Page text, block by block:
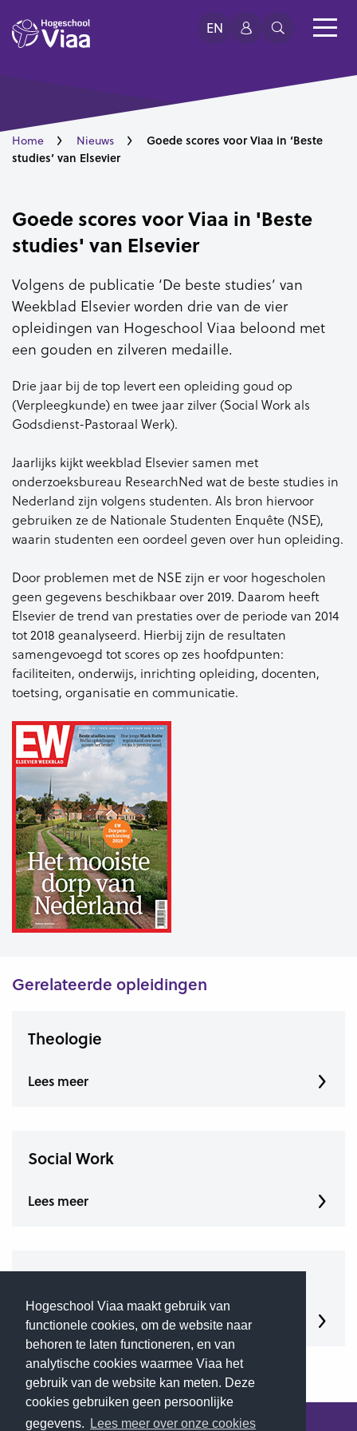
Hogeschool Viaa maakt gebruik van
functionele cookies, om de website naar
behoren te laten functioneren, en van
analytische cookies waarmee Viaa het
gebruik van de website kan meten. Deze
cookies gebruiken geen persoonlijke
gegevens.
Lees meer over onze cookies
EN
Home Nieuws
Goede scores voor Viaa in ‘Beste
studies’ van Elsevier
Goede scores voor Viaa in 'Beste
studies' van Elsevier
Volgens de publicatie ‘De beste studies’ van
Weekblad Elsevier worden drie van de vier
opleidingen van Hogeschool Viaa beloond met
een gouden en zilveren medaille.
Drie jaar bij de top levert een opleiding goud op
(Verpleegkunde) en twee jaar zilver (Social Work als
Godsdienst-Pastoraal Werk).
Jaarlijks kijkt weekblad Elsevier samen met
onderzoeksbureau ResearchNed wat de beste studies in
Nederland zijn volgens studenten. Als bron hiervoor
gebruiken ze de Nationale Studenten Enquête (NSE),
waarin studenten een oordeel geven over hun opleiding.
Door problemen met de NSE zijn er voor hogescholen
geen gegevens beschikbaar over 2019. Daarom heeft
Elsevier de trend van prestaties over de periode van 2014
tot 2018 geanalyseerd. Hierbij zijn de resultaten
samengevoegd tot scores op zes hoofdpunten:
faciliteiten, onderwijs, inrichting opleiding, docenten,
toetsing, organisatie en communicatie.
Gerelateerde opleidingen
Theologie
Lees meer
Social Work
Lees meer
Verpleegkunde
Lees meer